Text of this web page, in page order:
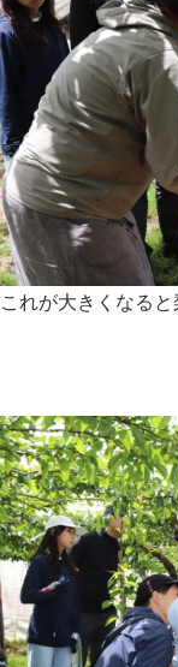
これが大きくなると